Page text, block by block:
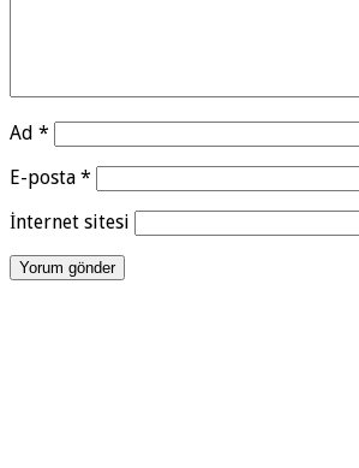
Ad *
E-posta *
İnternet sitesi